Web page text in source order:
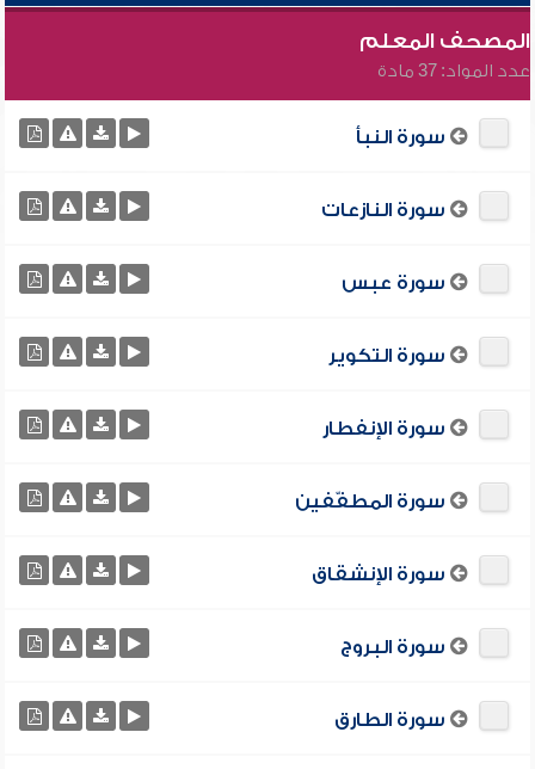
المصحف المعلم
عدد المواد: 37 مادة
سورة النبأ
سورة النازعات
سورة عبس
سورة التكوير
سورة الإنفطار
سورة المطفّفين
سورة الإنشقاق
سورة البروج
سورة الطارق